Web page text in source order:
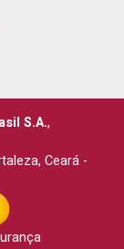
S.A.,
Ceará-